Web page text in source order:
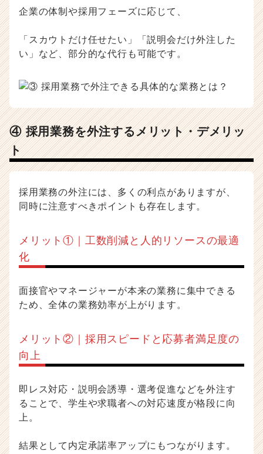
企業の体制や採用フェーズに応じて、
「スカウトだけ任せたい」「説明会だけ外注した
い」など、部分的な代行も可能です。
④ 採用業務を外注するメリット・デメリッ
ト
採用業務の外注には、多くの利点がありますが、
同時に注意すべきポイントも存在します。
メリット①｜工数削減と人的リソースの最適
化
面接官やマネージャーが本来の業務に集中できる
ため、全体の業務効率が上がります。
メリット②｜採用スピードと応募者満足度の
向上
即レス対応・説明会誘導・選考促進などを外注す
ることで、学生や求職者への対応速度が格段に向
上。
結果として内定承諾率アップにもつながります。